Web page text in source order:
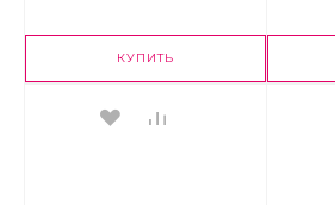
ЗУП
КУПИТЬ